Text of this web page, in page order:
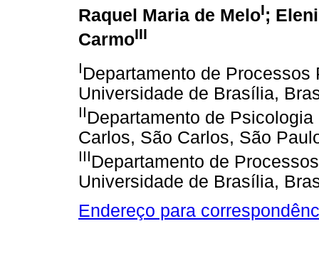
Raquel Maria de MeloI;
CarmoIII
IDepartamento de
Universidade de Brasília,
IIDepartamento de
Carlos, São Carlos, São
IIIDepartamento de
Universidade de Brasília,
Endereço para